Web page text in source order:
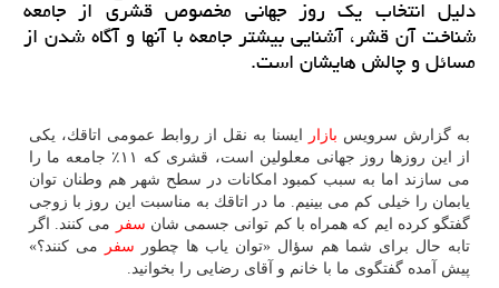
دلیل انتخاب یك روز جهانی مخصوص قشری از جامعه
شناخت آن قشر، آشنایی بیشتر جامعه با آنها و آگاه شدن از
مسائل و چالش هایشان است.
به گزارش سرویس بازار
ایسنا به نقل از روابط عمومی اتاقك، یكی
از این روزها روز جهانی معلولین است، قشری كه ۱۱٪ جامعه ما را
می سازند اما به سبب كمبود امكانات در سطح شهر هم وطنان توان
یابمان را خیلی كم می بینیم. ما در اتاقك به مناسبت این روز با زوجی
گفتگو كرده ایم كه همراه با كم توانی جسمی شان سفر
می كنند. اگر
تابه حال برای شما هم سؤال «توان یاب ها چطور سفر
می كنند؟»
پیش آمده گفتگوی ما با خانم و آقای رضایی را بخوانید.